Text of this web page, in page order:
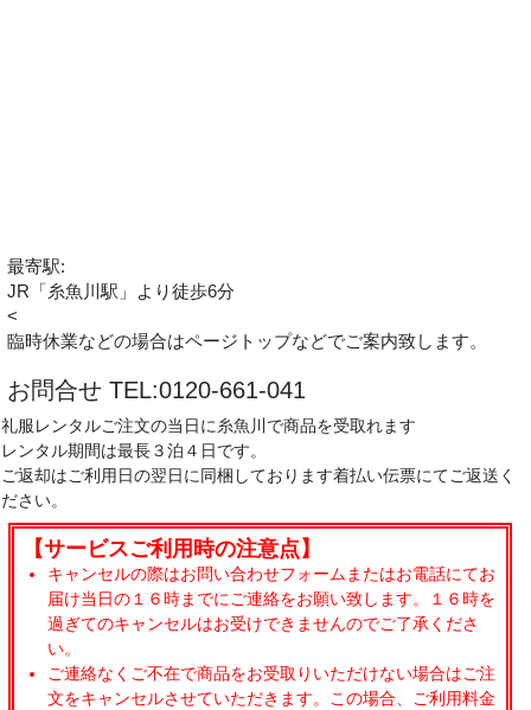
最寄駅:
JR「糸魚川駅」より徒歩6分
<
臨時休業などの場合はページトップなどでご案内致します。
お問合せ TEL:0120-661-041
礼服レンタルご注文の当日に糸魚川で商品を受取れます
レンタル期間は最長３泊４日です。
ご返却はご利用日の翌日に同梱しております着払い伝票にてご返送く
ださい。
【サービスご利用時の注意点】
キャンセルの際はお問い合わせフォームまたはお電話にてお
届け当日の１６時までにご連絡をお願い致します。１６時を
過ぎてのキャンセルはお受けできませんのでご了承くださ
い。
ご連絡なくご不在で商品をお受取りいただけない場合はご注
文をキャンセルさせていただきます。この場合、ご利用料金